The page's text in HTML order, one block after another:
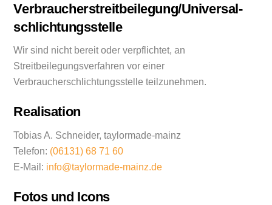
Verbraucher­streit­beilegung/Universal­
schlichtungs­stelle
Wir sind nicht bereit oder verpflichtet, an
Streitbeilegungsverfahren vor einer
Verbraucherschlichtungsstelle teilzunehmen.
Realisation
Tobias A. Schneider, taylormade-mainz
Telefon: (06131) 68 71 60
E-Mail: info@taylormade-mainz.de
Fotos und Icons